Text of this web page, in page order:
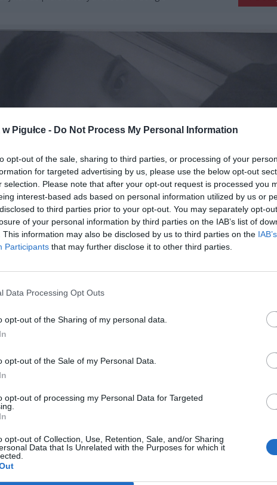
Pigułce - Do Not Process My Personal Information
opt-out of the sale, sharing to third parties, or processing of your
for targeted advertising by us, please use the below opt-out
selection. Please note that after your opt-out request is processed you
interest-based ads based on personal information utilized by us or
to third parties prior to your opt-out. You may separately opt-
of your personal information by third parties on the IAB’s list of
This information may also be disclosed by us to third parties on the
Participants that may further disclose it to other third parties.
Data Processing Opt Outs
opt-out of the Sharing of my personal data.
opt-out of the Sale of my Personal Data.
opt-out of processing my Personal Data for Targeted
opt-out of Collection, Use, Retention, Sale, and/or Sharing
Data that Is Unrelated with the Purposes for which it
4 grudnia 2017 r. w godz. 13:00 – 14:00 uczeń szkoły
przy ul. Laskowej 4 Robert Tkacz po zakończonych zajęciach
się w nieznanym kierunku i do chwili obecnej nie powrócił do
Zaginiony chłopak nie posiada przy sobie dokumentu tożsamości.